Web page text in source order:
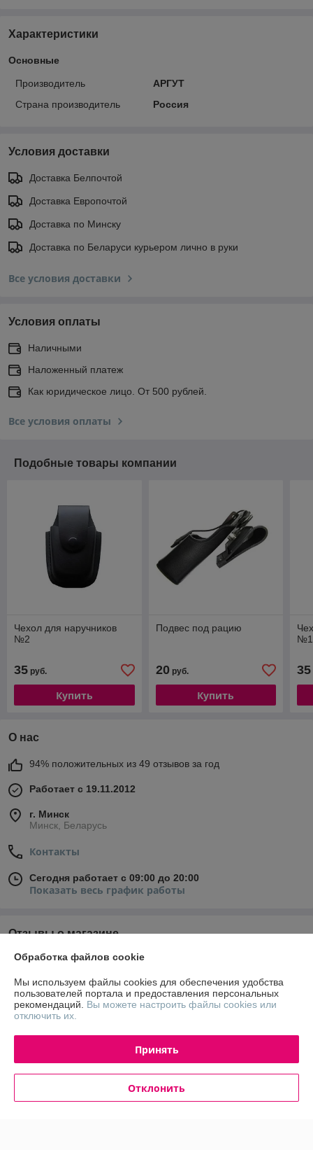
Характеристики
Основные
Производитель
АРГУТ
Страна производитель
Россия
Условия доставки
Доставка Белпочтой
Доставка Европочтой
Доставка по Минску
Доставка по Беларуси курьером лично в руки
Все условия доставки
Условия оплаты
Наличными
Наложенный платеж
Как юридическое лицо. От 500 рублей.
Все условия оплаты
Подобные товары компании
Чехол для наручников
№2
35 руб.
Купить
Подвес под рацию
20руб.
Купить
№1
35
О нас
94% положительных из 49 отзывов за год
Работает с 19.11.2012
г. Минск
Минск, Беларусь
Контакты
Сегодня работает с 09:00 до 20:00
Показать весь график работы
Отзывы о магазине
У компании пока нет отзывов, добавьте первый
О нас
Контакты
Доставка и оплата
График работы
Обработка файлов cookie
Мы используем файлы cookies для обеспечения удобства
пользователей портала и предоставления персональных
рекомендаций. Вы можете настроить файлы cookies или
отключить их.
Принять
Отклонить